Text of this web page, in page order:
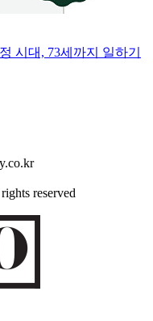
시대, 73세까지 일하기
reserved